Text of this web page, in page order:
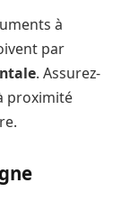
à
par
. Assurez-
proximité